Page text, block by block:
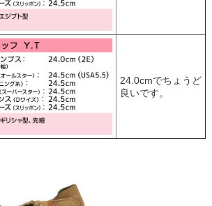
24.0cmでちょうど
良いです。